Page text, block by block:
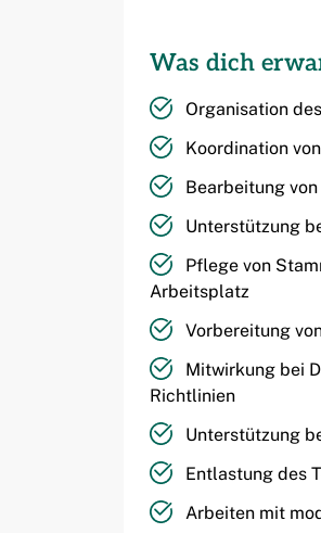
Was dich
Organisation
Koordination
Bearbeitung
Unterstützung
Pflege von
Arbeitsplatz
Vorbereitung
Mitwirkung bei
Richtlinien
Unterstützung
Entlastung des
Arbeiten mit